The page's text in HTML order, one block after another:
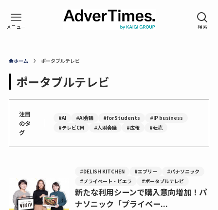
ホーム ポータブルテレビ
ポータブルテレビ
注目
のタ
グ
｜ #AI #AI会議 #forStudents
#IP business
#テレビCM
#人財会議 #広報 #転売
#DELISH KITCHEN #エブリー
#パナソニック
#プライベート・ビエラ
#ポータブルテレビ
新たな利用シーンで購入意向増加！パ
ナソニック「プライベー...